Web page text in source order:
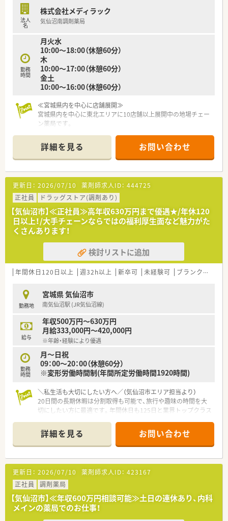
社員の2コースより選択可能！
社員のやる気を応援するプログラムが充実しています！
教育研修・店舗でのOJT研修・各種研修会・キャリアアップセミナ
ーなど、それぞれのレベルにあわせた教育体制がございます
≪こんな方におすすめ≫
■「地域の人々の健康を支えたい」という思いを大事にされてい
■薬局長や管理職、幹部候補などのキャリアアップを目指したい
方！
法人
名
株式会社メディラック
気仙沼南調剤薬局
勤務
時間
月火水
10:00～18:00（休憩60分）
木
10:00～17:00（休憩60分）
金土
10:00～16:00（休憩60分）
≪宮城県内を中心に店舗展開≫
宮城県内を中心に東北エリアに10店舗以上展開中の地場チェー
ン薬局です。
です。
調剤薬局の運営にとどまらず、福祉・介護事業にも参入してお
り、会社としての安定感もございます。
≪おすすめポイント☆教育制度・設備充実≫
教育に力を入れており、本社研修やセミナー、勉強会など様々な
取り組みを行っています。
若年層のスタッフが仕事をしながらステップアップ出来るよう
な環境を整えています。
また、業務効率化のため、最新機器の導入を積極的に行い、薬物
事故防止はもちろん、本来業務に費やすはずだった時間を、患者
様との時間に変えるよう努めております。
≪薬局について≫
本吉津谷インターチェンジからもほど近く、市外からの通勤にも
徒歩圏内にコンビニやお車5分の位置に海水浴場もあり、自然を
感じながらご勤務いただけます。
内科クリニック門前の処方せんを受けている調剤薬局で、処方箋
も1日20枚程度と落ち着いていますので、急がず落ち着いて調剤
業務を行うことが出来ます。
≪こんな方におススメ≫
・患者様とのコミュニケーションを大切にできる方
・薬剤師としてスキルアップを目指す方
詳細を見る お問い合わせ
更新日： 2026/07/10 薬剤師求人ID： 444725
正社員
ドラッグストア(調剤あり)
【気仙沼市】≪正社員≫高年収630万円まで優遇★/年休120
日以上！/大手チェーンならではの福利厚生面など魅力がた
くさんあります！
検討リストに追加
年間休日120日以上 週32h以上 新卒可 未経験可 ブランク可
勤務地
宮城県 気仙沼市
南気仙沼駅 (JR気仙沼線)
給与
年収500万円～630万円
月給333,000円～420,000円
※年齢・経験により優遇
勤務
時間
月～日祝
09：00～20：00（休憩60分）
※変形労働時間制(年間所定労働時間1920時間)
＼私生活も大切にしたい方へ／（気仙沼市エリア担当より）
20日間の長期休暇は分割取得も可能で、旅行や趣味の時間を大
切にしたい方に最適です。年間休日も125日と業界トップクラス
【店舗情報と応需状況について】
■南気仙沼駅から徒歩15分の場所に位置する大型の商業施設内
にある店舗で、お仕事帰りにお買い物も楽しめる便利な立地で
す。
■総合病院をはじめとする近隣の医療機関から様々な科目の処
方箋を面で応需しており、幅広い知識を習得できる環境です。
■1日の処方箋枚数は30枚から40枚程度と比較的落ち着いてお
り、一人ひとりの患者様と丁寧に向き合いながら業務に励めま
す。
詳細を見る お問い合わせ
更新日： 2026/07/10 薬剤師求人ID： 423167
正社員
調剤薬局
【気仙沼市】≪年収600万円相談可能≫土日の連休あり、内科
メインの薬局でのお仕事！